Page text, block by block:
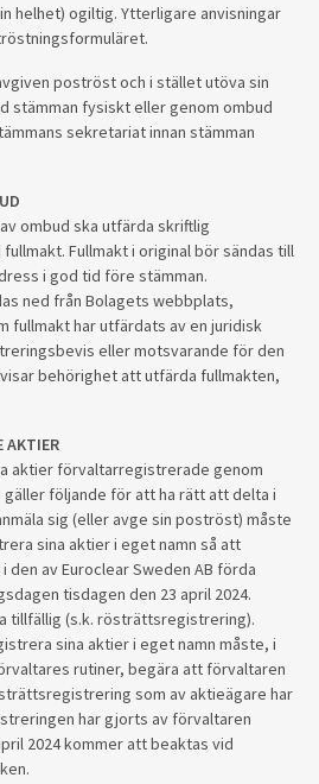
helhet) ogiltig. Ytterligare anvisningar
poströst och i stället utöva sin
stämman fysiskt eller genom ombud
sekretariat innan stämman
ombud ska utfärda skriftlig
Fullmakt i original bör sändas till
i god tid före stämman.
ned från Bolagets webbplats,
fullmakt har utfärdats av en juridisk
eller motsvarande för den
behörighet att utfärda fullmakten,
AKTIER
aktier förvaltarregistrerade genom
följande för att ha rätt att delta i
sig (eller avge sin poströst) måste
sina aktier i eget namn så att
av Euroclear Sweden AB förda
tisdagen den 23 april 2024.
tillfällig (s.k. rösträttsregistrering).
sina aktier i eget namn måste, i
rutiner, begära att förvaltaren
som av aktieägare har
har gjorts av förvaltaren
2024 kommer att beaktas vid